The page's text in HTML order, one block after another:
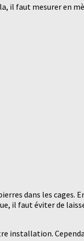
il faut mesurer en
dans les cages.
il faut éviter de
installation.